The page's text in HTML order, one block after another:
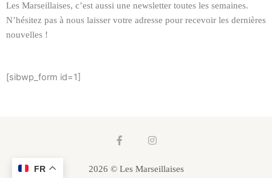
Les Marseillaises, c’est aussi une newsletter toutes les semaines.
N’hésitez pas à nous laisser votre adresse pour recevoir les dernières
nouvelles !
[sibwp_form id=1]
F
a
e
I
t
2026 © Les Marseillaises
FR